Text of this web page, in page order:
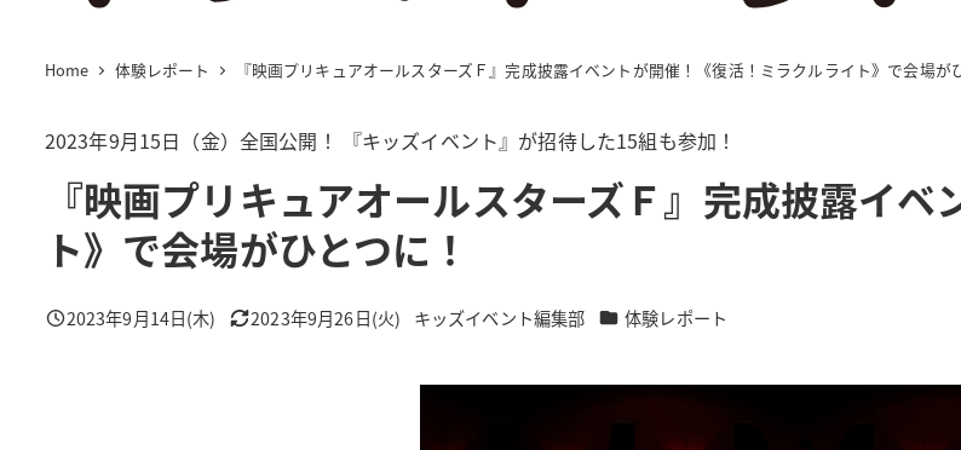
Home 体験レポート 『映画プリキュアオールスターズＦ』完成披露イベントが開催！《復活！ミラクルライト》で会場が
2023年9月15日（金）全国公開！ 『キッズイベント』が招待した15組も参加！
『映画プリキュアオールスターズＦ』完成披露イ
ト》で会場がひとつに！
投稿日
2023年9月14日(木) 更新日
2023年9月26日(火)
著
キッズイベント編集部 カテゴリー
体験レポート